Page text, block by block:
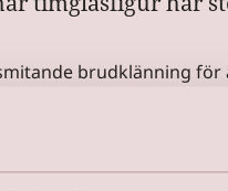
brudklänning
som framhäver
med timglasfigur.